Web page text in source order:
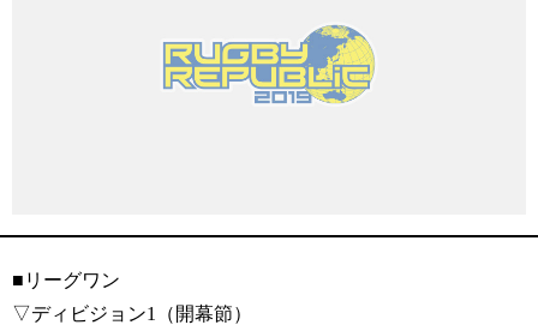
■リーグワン
▽ディビジョン1（開幕節）